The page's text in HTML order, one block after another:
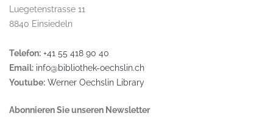
Luegetenstrasse 11
8840 Einsiedeln
Telefon: +41 55 418 90 40
Email: info@bibliothek-oechslin.ch
Youtube: Werner Oechslin Library
Abonnieren Sie unseren Newsletter